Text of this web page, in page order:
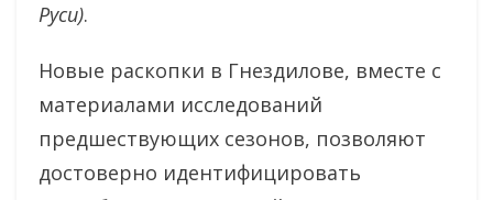
Руси).
Новые раскопки в Гнездилове, вместе с
материалами исследований
предшествующих сезонов, позволяют
достоверно идентифицировать